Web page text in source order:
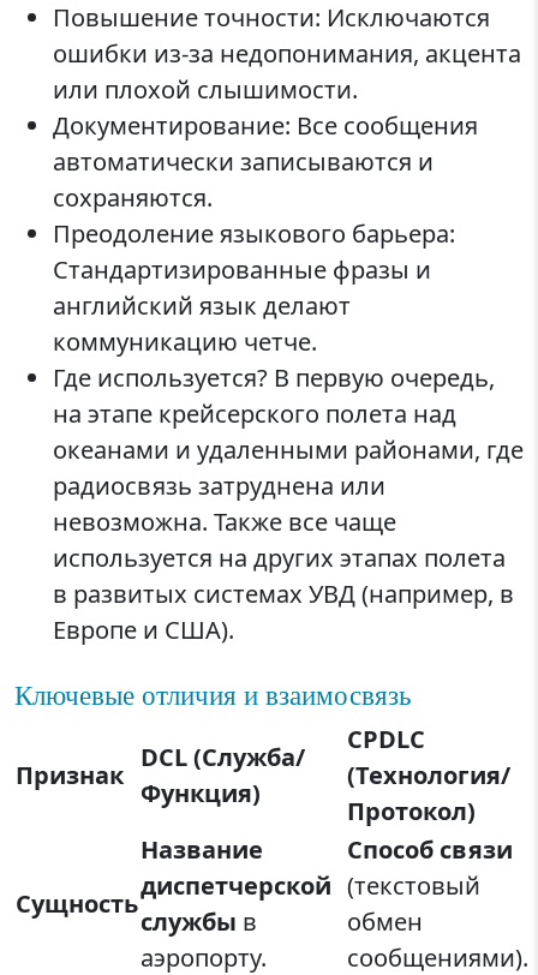
Повышение точности: Исключаются
ошибки из-за недопонимания, акцента
или плохой слышимости.
Документирование: Все сообщения
автоматически записываются и
сохраняются.
Преодоление языкового барьера:
Стандартизированные фразы и
английский язык делают
коммуникацию четче.
Где используется? В первую очередь,
на этапе крейсерского полета над
океанами и удаленными районами, где
радиосвязь затруднена или
невозможна. Также все чаще
используется на других этапах полета
в развитых системах УВД (например, в
Европе и США).
Ключевые отличия и взаимосвязь
Признак
DCL (Служба/
Функция)
CPDLC
(Технология/
Протокол)
Сущность
Название
диспетчерской
службы в
аэропорту.
Способ связи
(текстовый
обмен
сообщениями).